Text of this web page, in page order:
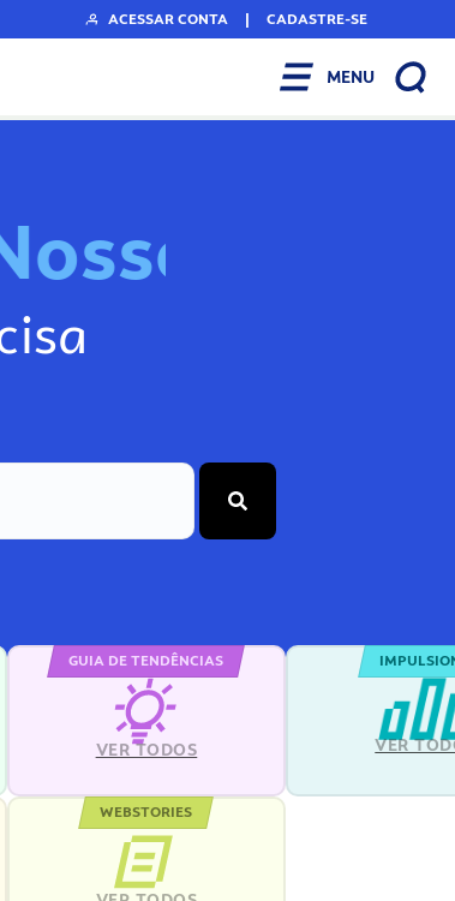
ACESSAR CONTA | CADASTRE-SE
MENU
osso
GUIA DE TENDÊNCIAS
VER TODOS VER
WEBSTORIES